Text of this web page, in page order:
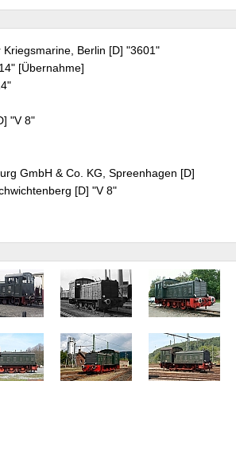
Berlin [D] "3601"
[Übernahme]
"V 8"
GmbH & Co. KG, Spreenhagen [D]
[D] "V 8"